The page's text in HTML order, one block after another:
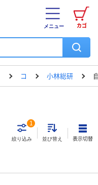
カゴ
メニュー
コ 小林総研
絞り込み
1
並び替え 表示切替